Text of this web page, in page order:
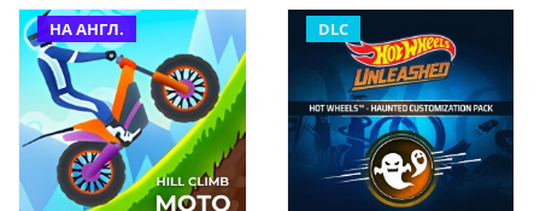
НА АНГЛ. DLC